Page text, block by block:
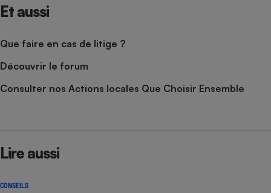
Et aussi
Que faire en cas de litige ?
Découvrir le forum
Consulter nos Actions locales Que Choisir Ensemble
Lire aussi
CONSEILS